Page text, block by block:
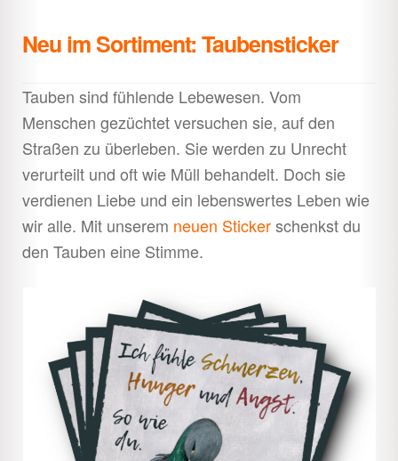
Neu im Sortiment: Taubensticker
Tauben sind fühlende Lebewesen. Vom
Menschen gezüchtet versuchen sie, auf den
Straßen zu überleben. Sie werden zu Unrecht
verurteilt und oft wie Müll behandelt. Doch sie
verdienen Liebe und ein lebenswertes Leben wie
wir alle. Mit unserem neuen Stickerschenkst du
den Tauben eine Stimme.